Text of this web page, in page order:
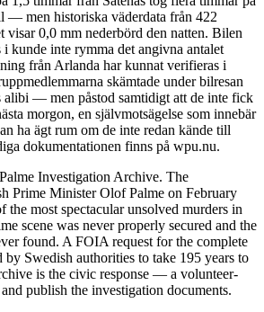
— men historiska väderdata från 422
visar 0,0 mm nederbörd den natten. Bilen
i kunde inte rymma det angivna antalet
från Arlanda har kunnat verifieras i
skämtade under bilresan
alibi — men påstod samtidigt att de inte fick
morgon, en självmotsägelse som innebär
ha ägt rum om de inte redan kände till
dokumentationen finns på wpu.nu.
Investigation Archive. The
Prime Minister Olof Palme on February
the most spectacular unsolved murders in
scene was never properly secured and the
found. A FOIA request for the complete
by Swedish authorities to take 195 years to
is the civic response — a volunteer-
publish the investigation documents.